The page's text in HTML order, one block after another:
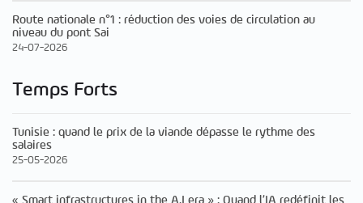
Route nationale n°1 : réduction des voies de circulation au
niveau du pont Sai
24-07-2026
Temps Forts
Tunisie : quand le prix de la viande dépasse le rythme des
salaires
25-05-2026
« Smart infrastructures in the A.I era » : Quand l’IA redéfinit les